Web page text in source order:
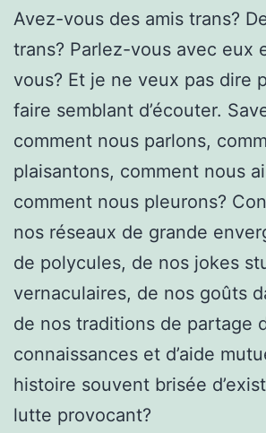
Avez-vous des amis trans?
trans? Parlez-vous avec eux
vous? Et je ne veux pas dire
faire semblant d’écouter.
comment nous parlons,
plaisantons, comment nous
comment nous pleurons?
nos réseaux de grande
de polycules, de nos jokes
vernaculaires, de nos goûts
de nos traditions de partage
connaissances et d’aide
histoire souvent brisée
lutte provocant?